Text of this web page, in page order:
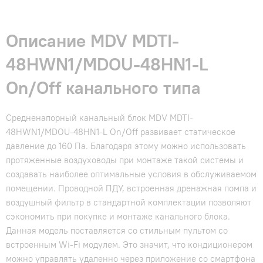
Описание MDV MDTI-
48HWN1/MDOU-48HN1-L
On/Off канального типа
Средненапорный канальный блок MDV MDTI-
48HWN1/MDOU-48HN1-L On/Off развивает статическое
давление до 160 Па. Благодаря этому можно использовать
протяженные воздуховоды при монтаже такой системы и
создавать наиболее оптимальные условия в обслуживаемом
помещении. Проводной ПДУ, встроенная дренажная помпа и
воздушный фильтр в стандартной комплектации позволяют
сэкономить при покупке и монтаже канального блока.
Данная модель поставляется со стильным пультом со
встроенным Wi-Fi модулем. Это значит, что кондиционером
можно управлять удаленно через приложение со смартфона